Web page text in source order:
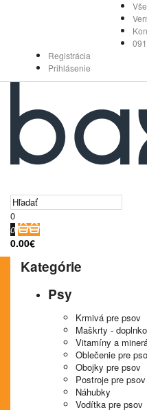
Registrácia
Prihlásenie
0
0
0.00€
Kategórie
Psy
Krmivá pre psov
Maškrty -
Vitamíny a
Oblečenie pre
Obojky pre psov
Postroje pre psov
Náhubky
Vodítka pre psov